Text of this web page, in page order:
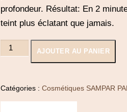
profondeur. Résultat: En 2
teint plus éclatant que jamais.
quantité
de
Moussant
-
AJOUTER AU PANIER
Catégories :Cosmétiques SAMPAR